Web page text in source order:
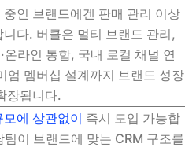
중인 브랜드에겐 판매 관리 이상
니다. 버클은 멀티 브랜드 관리,
온라인 통합, 국내 로컬 채널 연
엄 멤버십 설계까지 브랜드 성장
장됩니다.
모에 상관없이 즉시 도입 가능합
팀이 브랜드에 맞는 CRM 구조를